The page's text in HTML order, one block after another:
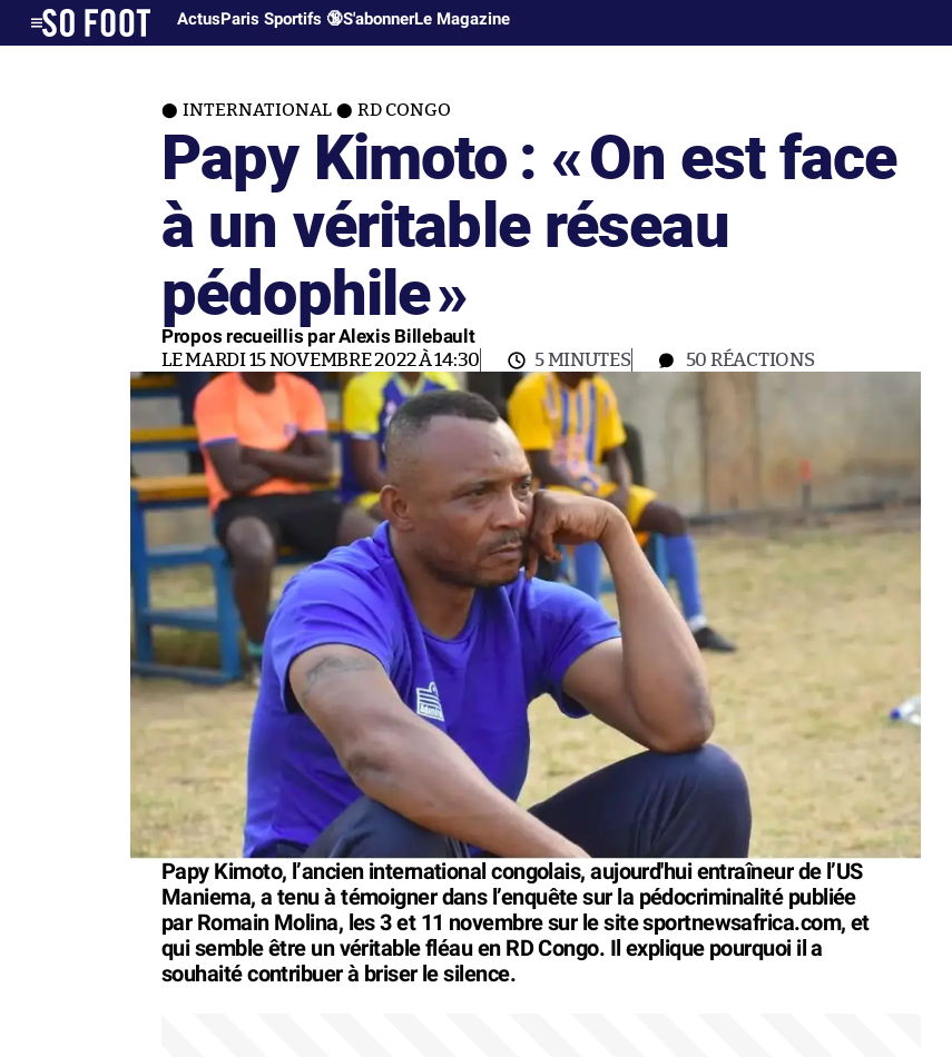
ActusParis Sportifs 🔞S'abonnerLe Magazine
INTERNATIONAL RD CONGO
Papy Kimoto : «On est face
à un véritable réseau
pédophile»
Propos recueillis par Alexis Billebault
LE MARDI 15 NOVEMBRE 2022 À 14:30 5 MINUTES 50 RÉACTIONS
Papy Kimoto, l’ancien international congolais, aujourd'hui entraîneur de l’US
Maniema, a tenu à témoigner dans l’enquête sur la pédocriminalité publiée
par Romain Molina, les 3 et 11 novembre sur le site sportnewsafrica.com, et
qui semble être un véritable fléau en RD Congo. Il explique pourquoi il a
souhaité contribuer à briser le silence.